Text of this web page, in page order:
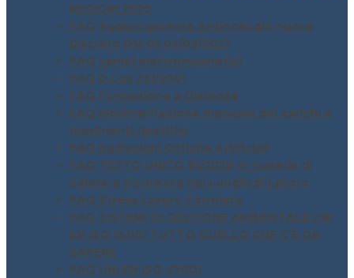
REGIONI 2025
FAQ Aggiornamento Antincendio nuovo
Decreto DM 01-02/09/2021
FAQ campi elettromagnetici
FAQ D.Lgs 231/2001
FAQ Formazione a Distanza
FAQ Movimentazione manuale dei carichi e
movimenti ripetitivi
FAQ Radiazioni Ottiche Artificiali
FAQ TESTO UNICO 81/2028 in materia di
Salute e Sicurezza nei Luoghi di Lavoro
FAQ Stress Lavoro Correlato
FAQ SISTEMI DI GESTIONE AMBIENTALE UNI
EN ISO 14001 TUTTO QUELLO CHE C’È DA
SAPERE
FAQ UNI EN ISO 37001